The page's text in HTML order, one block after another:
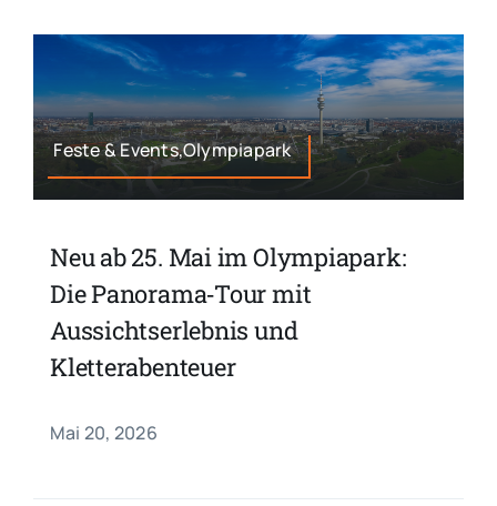
Feste & Events,Olympiapark
Neu ab 25. Mai im Olympiapark:
Die Panorama‑Tour mit
Aussichtserlebnis und
Kletterabenteuer
Mai 20, 2026